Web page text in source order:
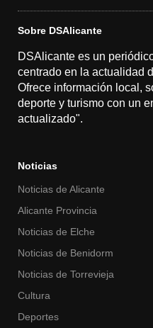
Sobre DSAlicante
DSAlicante es un
centrado en la actualidad
Ofrece información local,
deporte y turismo con un
actualizado".
Noticias
Noticias de Alicante
Alicante Provincia
Noticias de Elche
Noticias de Benidorm
Noticias de Torrevieja
Cultura
Deportes